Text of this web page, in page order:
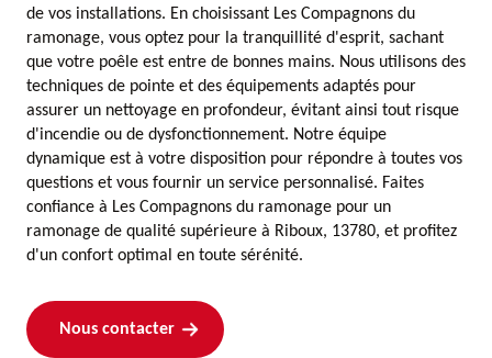
de vos installations. En choisissant Les Compagnons du
ramonage, vous optez pour la tranquillité d'esprit, sachant
que votre poêle est entre de bonnes mains. Nous utilisons des
techniques de pointe et des équipements adaptés pour
assurer un nettoyage en profondeur, évitant ainsi tout risque
d'incendie ou de dysfonctionnement. Notre équipe
dynamique est à votre disposition pour répondre à toutes vos
questions et vous fournir un service personnalisé. Faites
confiance à Les Compagnons du ramonage pour un
ramonage de qualité supérieure à Riboux, 13780, et profitez
d'un confort optimal en toute sérénité.
Nous contacter